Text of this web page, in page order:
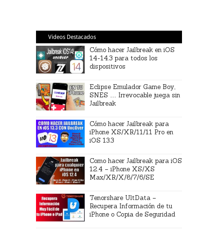
Videos Destacados
Cómo hacer Jailbreak en iOS
14-14.3 para todos los
dispositivos
Eclipse Emulador Game Boy,
SNES … Irrevocable juega sin
Jailbreak
Cómo hacer Jailbreak para
iPhone XS/XR/11/11 Pro en
iOS 13.3
Como hacer Jailbreak para iOS
12.4 – iPhone XS/XS
Max/XR/X/8/7/6/SE
Tenorshare UltData –
Recupera Información de tu
iPhone o Copia de Seguridad